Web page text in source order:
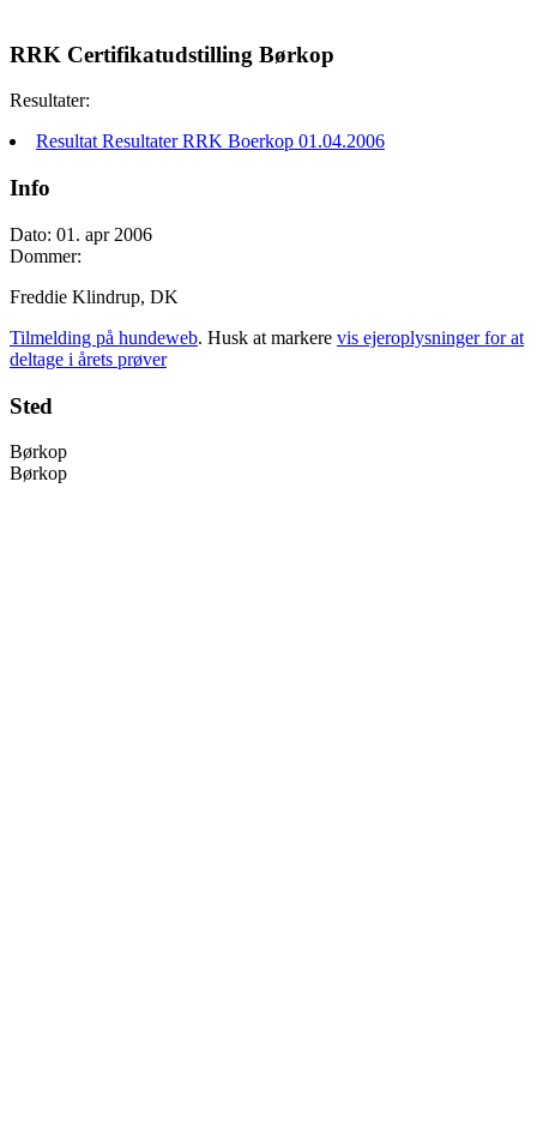
RRK Certifikatudstilling Børkop
Resultater:
Resultat Resultater RRK Boerkop 01.04.2006
Info
Dato: 01. apr 2006
Dommer:
Freddie Klindrup, DK
Tilmelding på hundeweb. Husk at markere vis ejeroplysninger for at
deltage i årets prøver
Sted
Børkop
Børkop